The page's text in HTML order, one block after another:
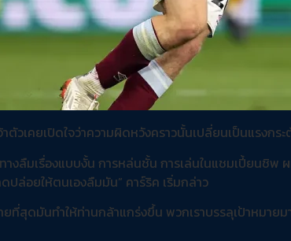
ตัวเคยเปิดใจว่าความผิดหวังคราวนั้นเปลี่ยนเป็นแรงกร
ลืมเรื่องแบบงั้น การหล่นชั้น การเล่นในแชมเปี้ยนชิพ
ล่อยให้ตนเองลืมมัน” คาร์ริค เริ่มกล่าว
สุดมันทำให้ท่านกล้าแกร่งขึ้น พวกเราบรรลุเป้าหมาย